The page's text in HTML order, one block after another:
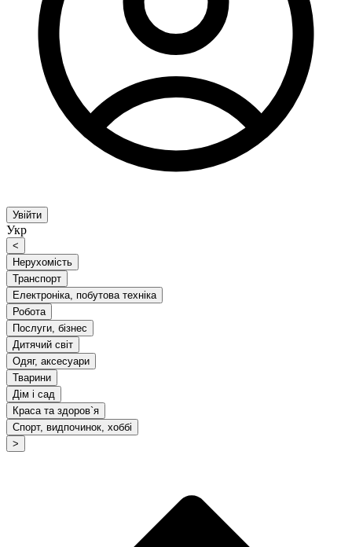
Увійти
Укр
<
Нерухомість
Транспорт
Електроніка, побутова техніка
Робота
Послуги, бізнес
Дитячий світ
Одяг, аксесуари
Тварини
Дім і сад
Краса та здоров`я
Спорт, видпочинок, хоббі
>